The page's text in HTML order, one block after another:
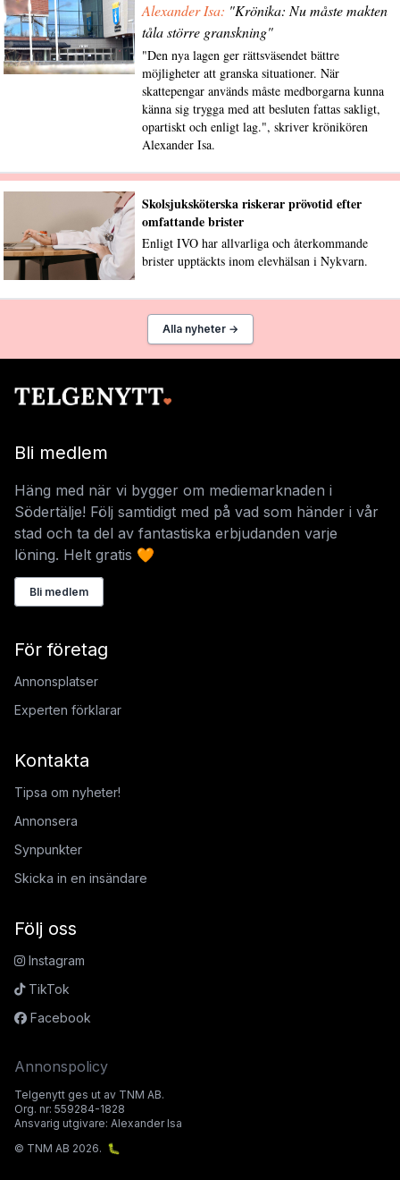
Alexander Isa: "Krönika: Nu måste makten
tåla större granskning"
"Den nya lagen ger rättsväsendet bättre
möjligheter att granska situationer. När
skattepengar används måste medborgarna kunna
känna sig trygga med att besluten fattas sakligt,
opartiskt och enligt lag.", skriver krönikören
Alexander Isa.
Skolsjuksköterska riskerar prövotid efter
omfattande brister
Enligt IVO har allvarliga och återkommande
brister upptäckts inom elevhälsan i Nykvarn.
Alla nyheter →
Bli medlem
Häng med när vi bygger om mediemarknaden i
Södertälje! Följ samtidigt med på vad som händer i vår
stad och ta del av fantastiska erbjudanden varje
löning. Helt gratis 🧡
Bli medlem
För företag
Annonsplatser
Experten förklarar
Kontakta
Tipsa om nyheter!
Annonsera
Synpunkter
Skicka in en insändare
Följ oss
Instagram
TikTok
Facebook
Annonspolicy
Telgenytt ges ut av TNM AB.
Org. nr: 559284-1828
Ansvarig utgivare: Alexander Isa
© TNM AB 2026. 🐛